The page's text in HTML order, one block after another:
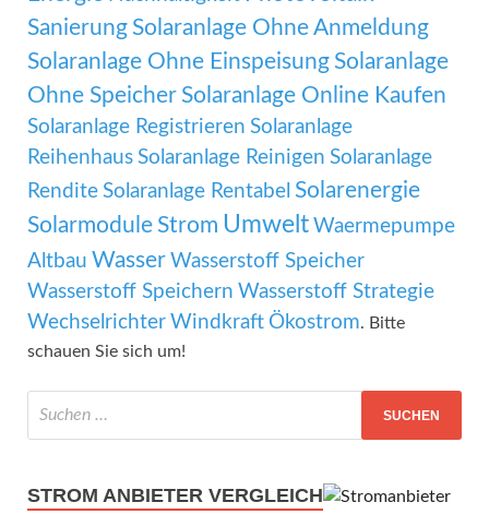
Sanierung Solaranlage Ohne Anmeldung
Solaranlage Ohne Einspeisung Solaranlage
Ohne Speicher Solaranlage Online Kaufen
Solaranlage Registrieren Solaranlage
Reihenhaus Solaranlage Reinigen Solaranlage
Rendite Solaranlage Rentabel Solarenergie
Solarmodule Strom Umwelt Waermepumpe
Altbau Wasser Wasserstoff Speicher
Wasserstoff Speichern Wasserstoff Strategie
Wechselrichter Windkraft Ökostrom. Bitte
schauen Sie sich um!
STROM ANBIETER VERGLEICH